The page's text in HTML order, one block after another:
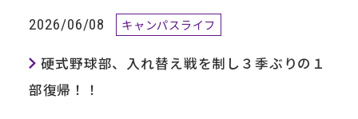
2026/06/08 キャンパスライフ
硬式野球部、入れ替え戦を制し３季ぶりの１
部復帰！！